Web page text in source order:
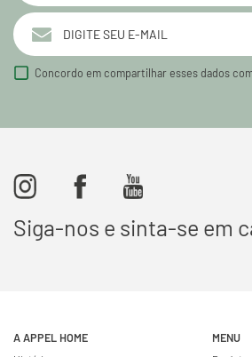
Concordo em compartilhar esses dados
Siga-nos e sinta-se em
A APPEL HOME MENU